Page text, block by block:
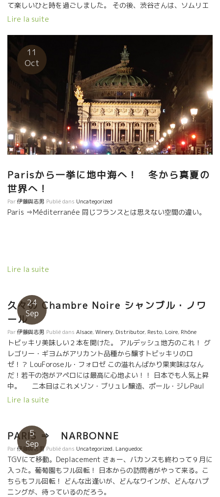
て楽しいひと時を過ごしました。 その後、渋谷さんは、ソムリエ
の仕事を離れて色んな会社経営の経験を積みました。 再度、ワイ
ラブにて現在活躍中。 今回はブルゴーニュに出張されて、今夜、
数時間後に日本へ帰国する途中で,自然派ワイン試飲会開催中の
Coinstot Vinoに寄ってくれました。 渋谷さんは、日本で自然派
ワインを初期の頃より、理解をしている数少ないソムリエさんだ
った。 頭が柔らかく、妙な壁をつくらないで現場で起きているこ
とを常に大切にしている貴重な人だと思う。 今では、グラン・ク
リュ・クラッセの蔵まで自然な造りをするようになってきた。 世
界中の著名レストランが自然なワインを扱う今、この造りのワイ
ンを無視してワインの仕事ができない時代になってきた。 何故？
最も、贅沢で、難しい造り方で、グンを抜いて繊細で、ピュアー
なワインになるからである。 世界中の一流シェフの、無駄を省い
たピュアーで繊細な料理にはピッタリの相性だからである。 時代
は着実に進化している。
Lire la suite
11
Oct
Parisから一挙に地中海へ！ 冬から真夏の
世界へ！
Par伊藤與志男 Publié dans Uncategorized
Paris ⇒Méditerranée 同じフランスとは思えない空間の違い。
Lire la suite
24
Sep
久々の Chambre Noire シャンブル・ノワ
ール
Par伊藤與志男 Publié dans Alsace,Winery, Distributor, Resto, Loire, Rhône
トビッキリ美味しい２本を開けた。 アルデッシュ地方のこれ！ グ
レゴリー・ギヨムがアリカント品種から醸すトビッキリのロ
ゼ！？ LouForoseル・フォロゼ この溢れんばかり果実味はなん
だ！若干の泡がアペロには最高に心地よい！！ 日本でも人気上昇
中。 二本目はこれメゾン・ブリュレ醸造、ポール・ジレPaul
Gilletが醸すR2L’Oエールドゥロ！！ な・な・んて美味しいん
ン、エモーションが伝わってくる！！ アルザスのブルノ・シュレ
ールで修業しただけあって、シュレールに通じるものがある。
★ビストロ・シャンブル・ノワール★ 今、Parisで最も輝いている
ワインバーのシャンブル・ノワール おじいちゃんが日本人という
金子さんが経営者。 実に気持ちがいい空間。金子さんのワイン品
揃は凄い！！ 連日、若者で店外まで溢れているビストロ。
Lire la suite
5
Sep
PARIS ⇒ NARBONNE
Par伊藤與志男 Publié dans Uncategorized, Languedoc
TGVにて移動。Deplacement さぁー、バカンスも終わって９月に
入った。葡萄園もフル回転！ 日本からの訪問者がやって来る。こ
ちらもフル回転！ どんな出逢いが、どんなワインが、どんなハプ
ニングが、待っているのだろう。